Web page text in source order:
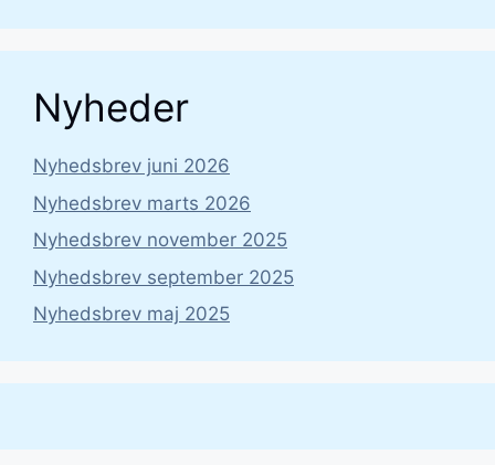
Nyheder
Nyhedsbrev juni 2026
Nyhedsbrev marts 2026
Nyhedsbrev november 2025
Nyhedsbrev september 2025
Nyhedsbrev maj 2025